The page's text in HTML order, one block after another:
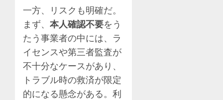
一方、リスクも明確だ。
まず、 本人確認不要をう
たう事業者の中には、ラ
イセンスや第三者監査が
不十分なケースがあり、
トラブル時の救済が限定
的になる懸念がある。利